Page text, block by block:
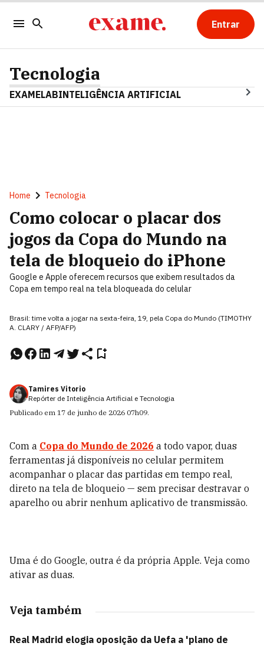
Entrar
Tecnologia
EXAMELABINTELIGÊNCIA ARTIFICIAL
Home Tecnologia
Como colocar o placar dos
jogos da Copa do Mundo na
tela de bloqueio do iPhone
Google e Apple oferecem recursos que exibem resultados da
Copa em tempo real na tela bloqueada do celular
Brasil: time volta a jogar na sexta-feira, 19, pela Copa do Mundo (TIMOTHY
A. CLARY / AFP/AFP)
Tamires Vitorio
Repórter de Inteligência Artificial e Tecnologia
Publicado em 17 de junho de 2026 07h09.
Com a Copa do Mundo de 2026 a todo vapor, duas
ferramentas já disponíveis no celular permitem
acompanhar o placar das partidas em tempo real,
direto na tela de bloqueio — sem precisar destravar o
aparelho ou abrir nenhum aplicativo de transmissão.
Uma é do Google, outra é da própria Apple. Veja como
ativar as duas.
Veja também
Real Madrid elogia oposição da Uefa a 'plano de